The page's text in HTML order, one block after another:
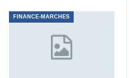
FINANCE-MARCHES